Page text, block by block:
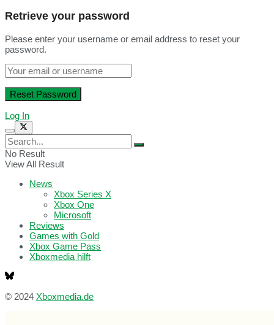
Retrieve your password
Please enter your username or email address to reset your
password.
Log In
No Result
View All Result
News
Xbox Series X
Xbox One
Microsoft
Reviews
Games with Gold
Xbox Game Pass
Xboxmedia hilft
© 2024 Xboxmedia.de